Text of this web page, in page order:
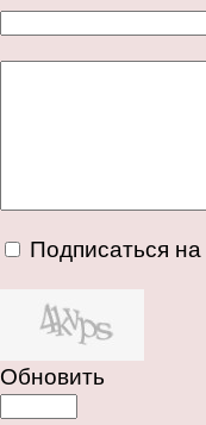
Подписаться
Обновить